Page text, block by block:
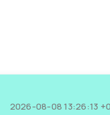
2026-08-08 13:26:13